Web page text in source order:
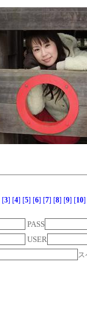
[3] [4] [5] [6] [7] [8] [9] [10]
PASS
USER